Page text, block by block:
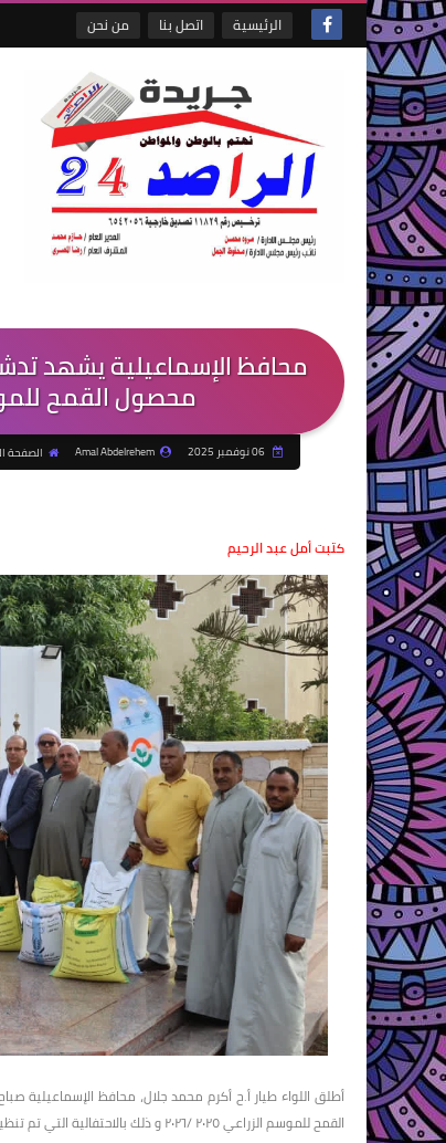
الرئيسية اتصل بنا من نحن
محافظ الإسماعيلية يشهد
محصول القمح للموسم الزراعي
Amal Abdelrehem الصفحة
كتبت أمل عبد الرحيم
القمح للموسم الزراعي ٢٠٢٥ /٢٠٢٦ و ذلك بالاحتفالية التي تم تنظيمها بالقرية الاوليمبية بالاسماعيلية.